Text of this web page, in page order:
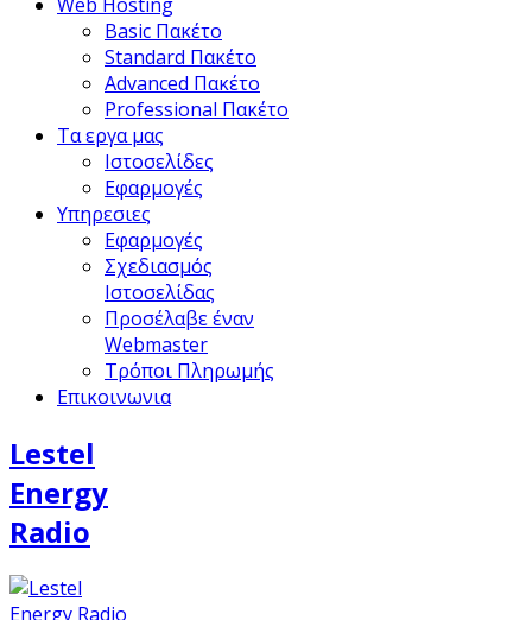
Basic Πακέτο
Standard Πακέτο
Advanced Πακέτο
Professional Πακέτο
Τα εργα μας
Ιστοσελίδες
Εφαρμογές
Υπηρεσιες
Εφαρμογές
Σχεδιασμός
Ιστοσελίδας
Προσέλαβε έναν
Webmaster
Τρόποι Πληρωμής
Επικοινωνια
Lestel
Energy
Radio